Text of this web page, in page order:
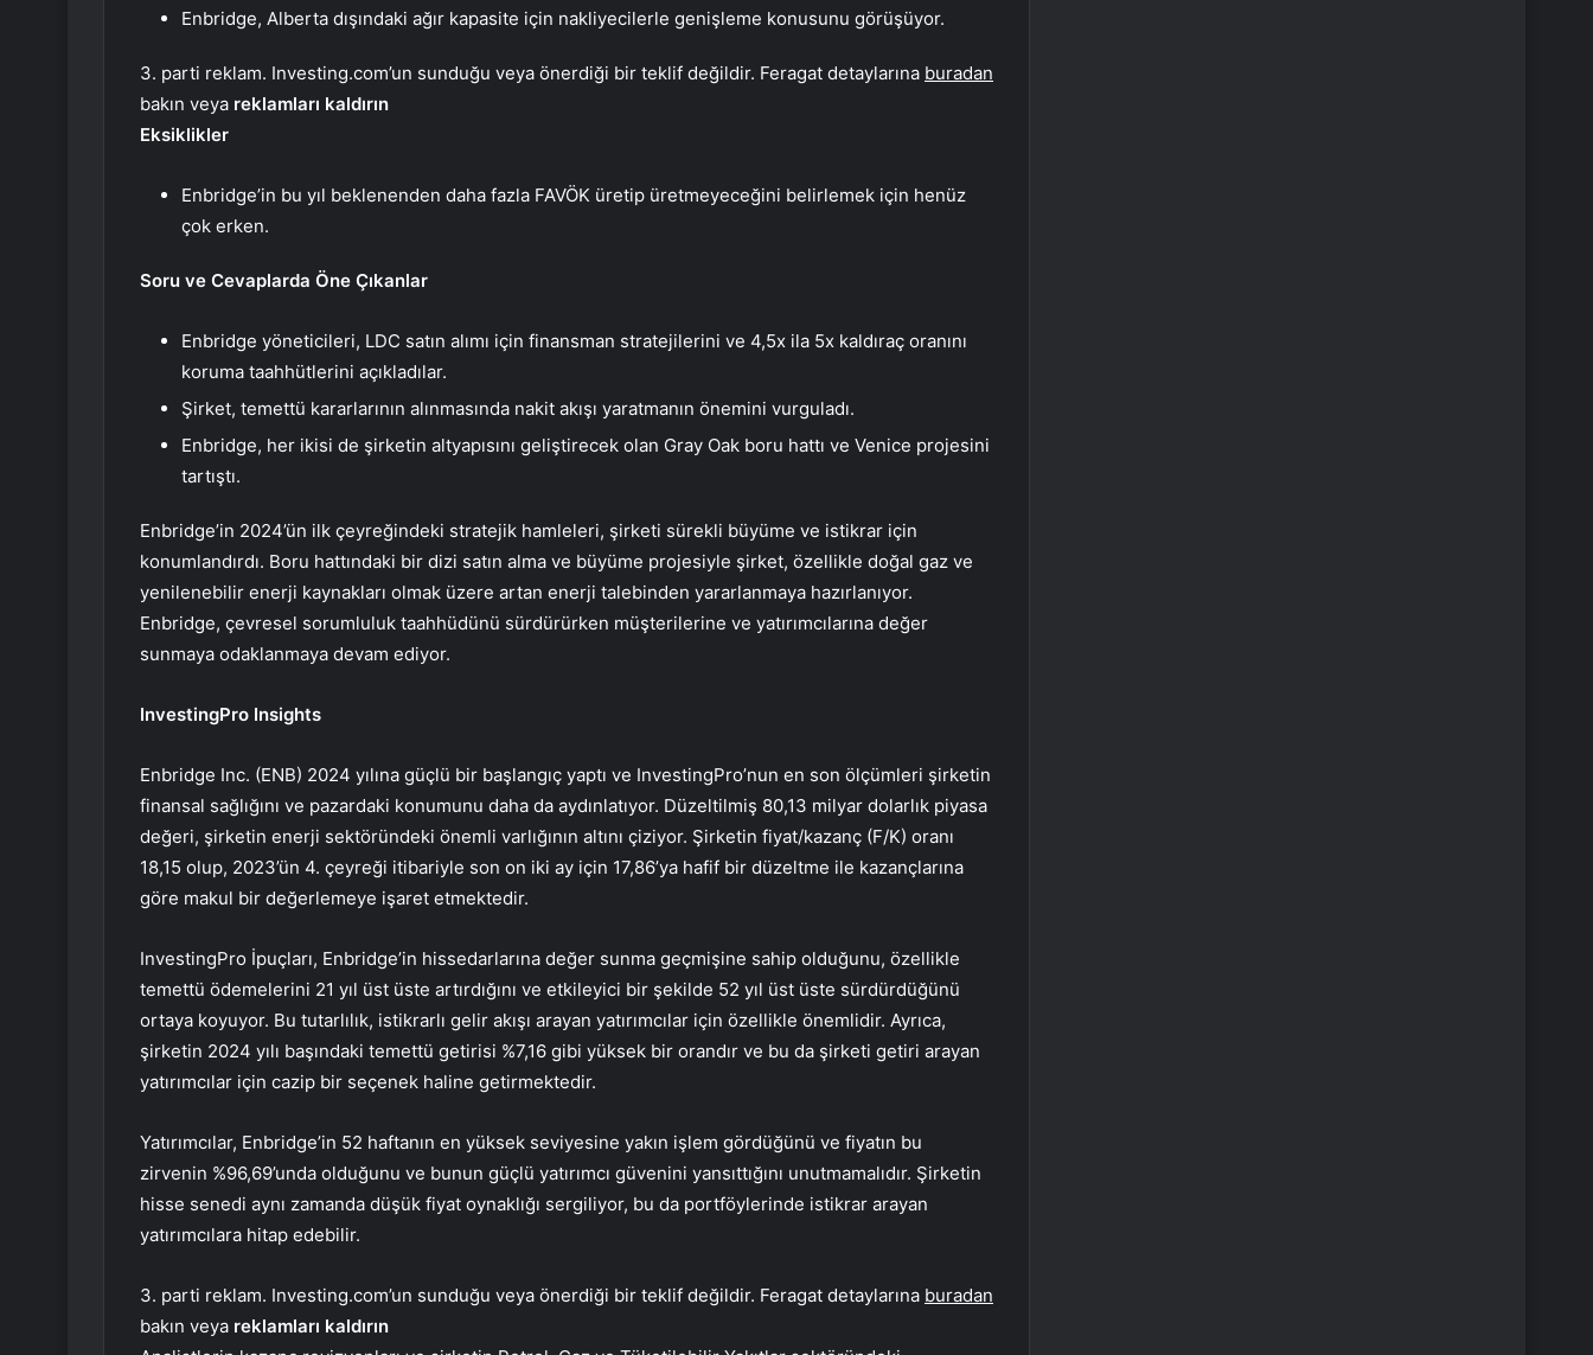
Enbridge, Alberta dışındaki ağır kapasite için nakliyecilerle genişleme konusunu görüşüyor.
3. parti reklam. Investing.com’un sunduğu veya önerdiği bir teklif değildir. Feragat detaylarına buradan
bakın veya reklamları kaldırın
Eksiklikler
Enbridge’in bu yıl beklenenden daha fazla FAVÖK üretip üretmeyeceğini belirlemek için henüz
çok erken.
Soru ve Cevaplarda Öne Çıkanlar
Enbridge yöneticileri, LDC satın alımı için finansman stratejilerini ve 4,5x ila 5x kaldıraç oranını
koruma taahhütlerini açıkladılar.
Şirket, temettü kararlarının alınmasında nakit akışı yaratmanın önemini vurguladı.
Enbridge, her ikisi de şirketin altyapısını geliştirecek olan Gray Oak boru hattı ve Venice projesini
tartıştı.
Enbridge’in 2024’ün ilk çeyreğindeki stratejik hamleleri, şirketi sürekli büyüme ve istikrar için
konumlandırdı. Boru hattındaki bir dizi satın alma ve büyüme projesiyle şirket, özellikle doğal gaz ve
yenilenebilir enerji kaynakları olmak üzere artan enerji talebinden yararlanmaya hazırlanıyor.
Enbridge, çevresel sorumluluk taahhüdünü sürdürürken müşterilerine ve yatırımcılarına değer
sunmaya odaklanmaya devam ediyor.
InvestingPro Insights
Enbridge Inc. (ENB) 2024 yılına güçlü bir başlangıç yaptı ve InvestingPro’nun en son ölçümleri şirketin
finansal sağlığını ve pazardaki konumunu daha da aydınlatıyor. Düzeltilmiş 80,13 milyar dolarlık piyasa
değeri, şirketin enerji sektöründeki önemli varlığının altını çiziyor. Şirketin fiyat/kazanç (F/K) oranı
18,15 olup, 2023’ün 4. çeyreği itibariyle son on iki ay için 17,86’ya hafif bir düzeltme ile kazançlarına
göre makul bir değerlemeye işaret etmektedir.
InvestingPro İpuçları, Enbridge’in hissedarlarına değer sunma geçmişine sahip olduğunu, özellikle
temettü ödemelerini 21 yıl üst üste artırdığını ve etkileyici bir şekilde 52 yıl üst üste sürdürdüğünü
ortaya koyuyor. Bu tutarlılık, istikrarlı gelir akışı arayan yatırımcılar için özellikle önemlidir. Ayrıca,
şirketin 2024 yılı başındaki temettü getirisi %7,16 gibi yüksek bir orandır ve bu da şirketi getiri arayan
yatırımcılar için cazip bir seçenek haline getirmektedir.
Yatırımcılar, Enbridge’in 52 haftanın en yüksek seviyesine yakın işlem gördüğünü ve fiyatın bu
zirvenin %96,69’unda olduğunu ve bunun güçlü yatırımcı güvenini yansıttığını unutmamalıdır. Şirketin
hisse senedi aynı zamanda düşük fiyat oynaklığı sergiliyor, bu da portföylerinde istikrar arayan
yatırımcılara hitap edebilir.
3. parti reklam. Investing.com’un sunduğu veya önerdiği bir teklif değildir. Feragat detaylarına buradan
bakın veya reklamları kaldırın